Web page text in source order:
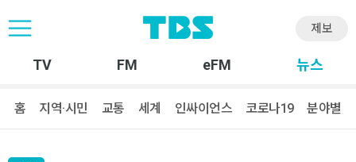
제보
TV FM eFM 뉴스
홈 지역·시민 교통 세계 인싸이언스 코로나19 분야별